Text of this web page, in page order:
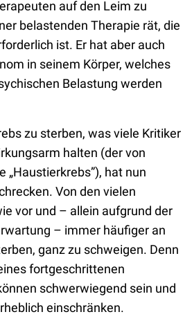
auf den Leim zu
belastenden Therapie rät, die
ist. Er hat aber auch
in seinem Körper, welches
Belastung werden
zu sterben, was viele Kritiker
halten (der von
„Haustierkrebs”), hat nun
Von den vielen
vor und – allein aufgrund der
– immer häufiger an
ganz zu schweigen. Denn
fortgeschrittenen
schwerwiegend sein und
einschränken.